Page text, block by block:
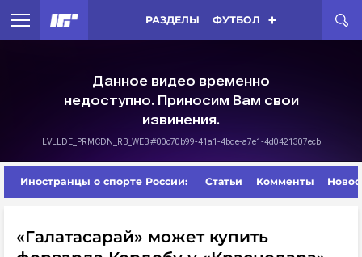
РАЗДЕЛЫ ФУТБОЛ
Иностранцы о спорте России: Статьи Комменты
«Галатасарай» может купить